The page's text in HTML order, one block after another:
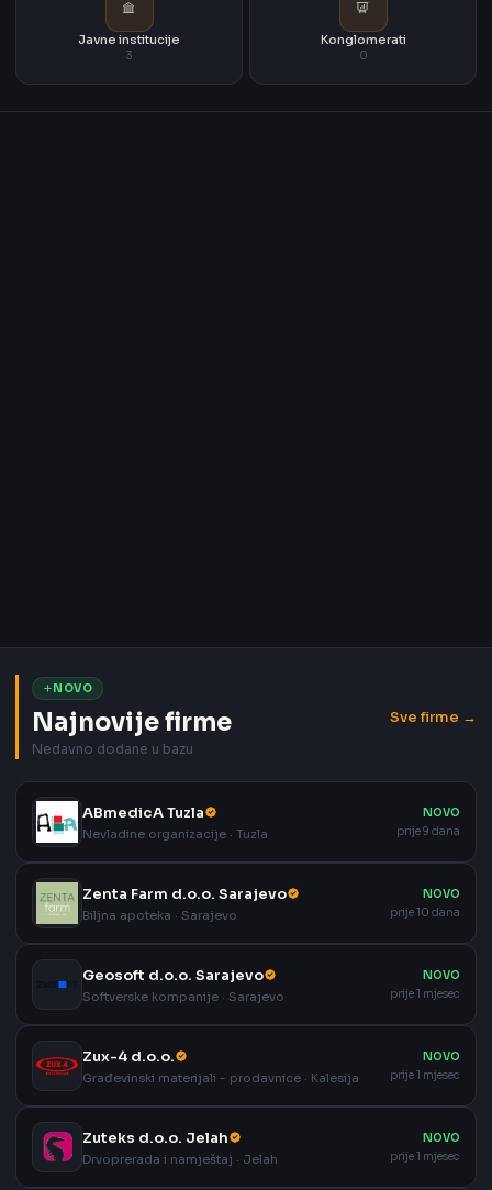
Javne institucije
3
Konglomerati
0
NOVO
Najnovije firme
Nedavno dodane u bazu
Sve firme →
ABmedicA Tuzla
Nevladine organizacije · Tuzla
NOVO
prije 9 dana
Zenta Farm d.o.o. Sarajevo
Biljna apoteka · Sarajevo
NOVO
prije 10 dana
Geosoft d.o.o. Sarajevo
Softverske kompanije · Sarajevo
NOVO
prije 1 mjesec
Zux-4 d.o.o.
Građevinski materijali - prodavnice · Kalesija
NOVO
prije 1 mjesec
Zuteks d.o.o. Jelah
Drvoprerada i namještaj · Jelah
NOVO
prije 1 mjesec